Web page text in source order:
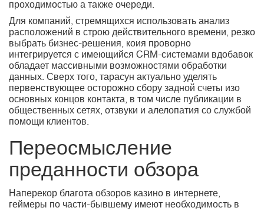
проходимостью а также очереди.
Для компаний, стремящихся использовать анализ
расположений в строю действительного времени, резко
выбрать бизнес-решения, коия проворно
интегрируется с имеющийся CRM-системами вдобавок
обладает массивными возможностями обработки
данных. Сверх того, тарасун актуально уделять
первенствующее осторожно сбору задной счеты изо
основных концов контакта, в том числе публикации в
общественных сетях, отзвуки и алелопатия со службой
помощи клиентов.
Переосмысление
преданности обзора
Наперекор благота обзоров казино в интернете,
геймеры по части-бывшему имеют необходимость в